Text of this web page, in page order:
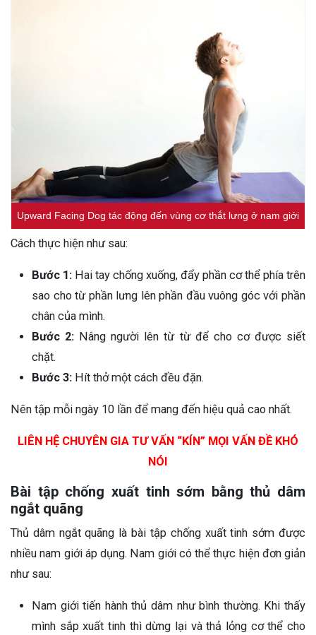
Upward Facing Dog tác động đến vùng cơ thắt lưng ở nam giới
Cách thực hiện như sau:
Bước 1: Hai tay chống xuống, đẩy phần cơ thể phía trên
sao cho từ phần lưng lên phần đầu vuông góc với phần
chân của mình.
Bước 2: Nâng người lên từ từ để cho cơ được siết
chặt.
Bước 3: Hít thở một cách đều đặn.
Nên tập mỗi ngày 10 lần để mang đến hiệu quả cao nhất.
LIÊN HỆ CHUYÊN GIA TƯ VẤN “KÍN” MỌI VẤN ĐỀ KHÓ
NÓI
Bài tập chống xuất tinh sớm bằng thủ dâm
ngắt quãng
Thủ dâm ngắt quãng là bài tập chống xuất tinh sớm được
nhiều nam giới áp dụng. Nam giới có thể thực hiện đơn giản
như sau:
Nam giới tiến hành thủ dâm như bình thường. Khi thấy
mình sắp xuất tinh thì dừng lại và thả lỏng cơ thể cho